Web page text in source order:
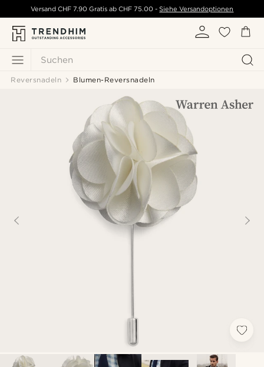
Suchen
Versand CHF 7.90 Gratis ab CHF 75.00 - Siehe Versandoptionen
Reversnadeln Blumen-Reversnadeln